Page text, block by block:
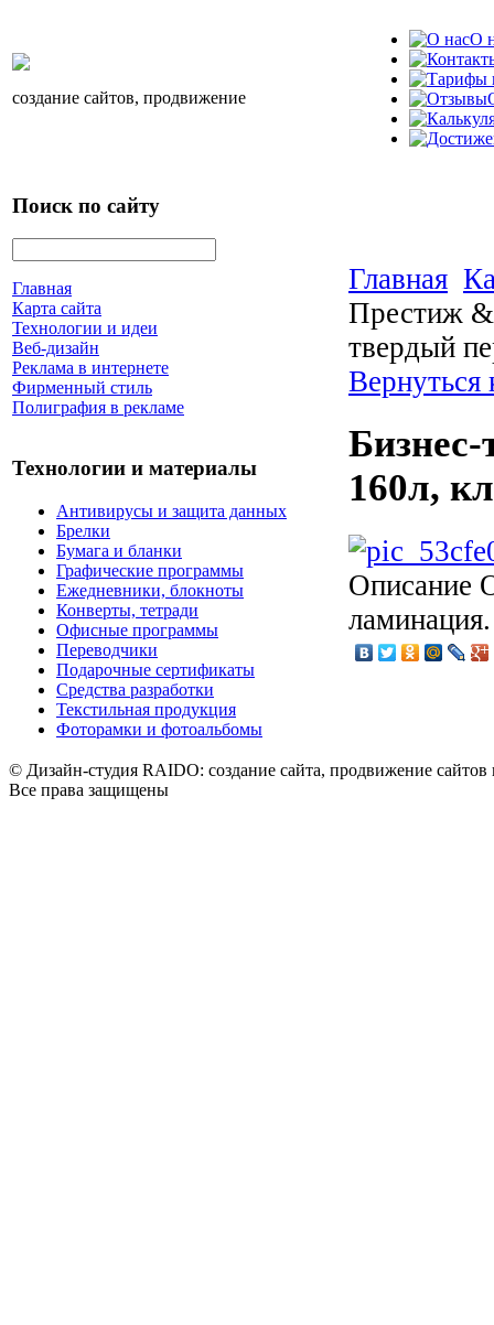
создание сайтов, продвижение
О
Поиск по сайту
Главная
Карта сайта
Технологии и идеи
Веб-дизайн
Реклама в интернете
Фирменный стиль
Полиграфия в рекламе
Технологии и материалы
Антивирусы и защита данных
Брелки
Бумага и бланки
Графические программы
Ежедневники, блокноты
Конверты, тетради
Офисные программы
Переводчики
Подарочные сертификаты
Средства разработки
Текстильная продукция
Фоторамки и фотоальбомы
Главная
Престиж
твердый
Вернуться
160л,
Описание
© Дизайн-студия RAIDO: создание сайта, продвижение сайтов
Все права защищены